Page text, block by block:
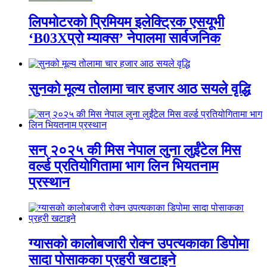
लिपमोटरको प्रिमियम इलेक्ट्रिक एसयूभी
‘B03Xप्रो म्याक्स’ नेपालमा सार्वजनिक
सुनको मूल्य तोलामा चार हजार आठ सयले वृद्धि
सन् २०२५ की मिस नेपाल लुना लुईंटेल मिस
वर्ल्ड प्रतियोगितामा भाग लिन भियतनाम
प्रस्थान
ग्यासको कालोबजारी रोक्न उपत्यकाका डिपोमा
सादा पोसाकका प्रहरी खटाइने